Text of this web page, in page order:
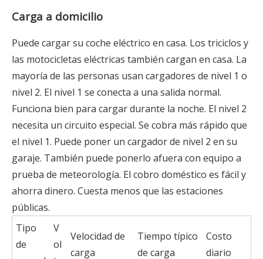
Carga a domicilio
Puede cargar su coche eléctrico en casa. Los triciclos y
las motocicletas eléctricas también cargan en casa. La
mayoría de las personas usan cargadores de nivel 1 o
nivel 2. El nivel 1 se conecta a una salida normal.
Funciona bien para cargar durante la noche. El nivel 2
necesita un circuito especial. Se cobra más rápido que
el nivel 1. Puede poner un cargador de nivel 2 en su
garaje. También puede ponerlo afuera con equipo a
prueba de meteorología. El cobro doméstico es fácil y
ahorra dinero. Cuesta menos que las estaciones
públicas.
Tipo
de
V
ol
Velocidad de
carga
Tiempo típico
de carga
Costo
diario